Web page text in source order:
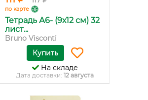
по карте
Тетрадь А6- (9х12 см) 32
лист...
Bruno Visconti
Купить
На складе
Дата доставки: 12 августа